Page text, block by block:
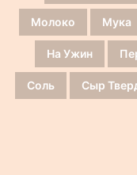
Молоко Мука
На Ужин
Соль Сыр